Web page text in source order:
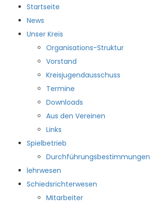
Startseite
News
Unser Kreis
Organisations-Struktur
Vorstand
Kreisjugendausschuss
Termine
Downloads
Aus den Vereinen
Links
Spielbetrieb
Durchführungsbestimmungen
lehrwesen
Schiedsrichterwesen
Mitarbeiter